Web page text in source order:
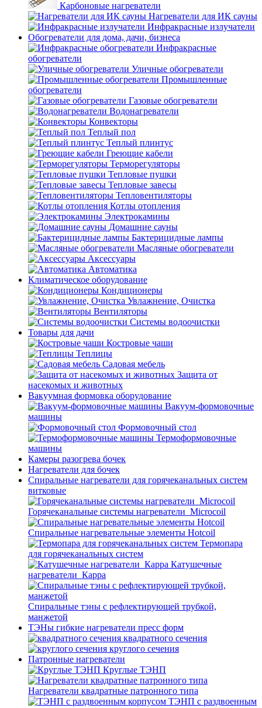
Карбоновые нагреватели
Нагреватели для ИК сауны
Инфракрасные излучатели
Обогреватели для дома, дачи, бизнеса
Инфракрасные
обогреватели
Уличные обогреватели
Промышленные
обогреватели
Газовые обогреватели
Водонагреватели
Конвекторы
Теплый пол
Теплый плинтус
Греющие кабели
Терморегуляторы
Тепловые пушки
Тепловые завесы
Тепловентиляторы
Котлы отопления
Электрокамины
Домашние сауны
Бактерицидные лампы
Масляные обогреватели
Аксессуары
Автоматика
Климатическое оборудование
Кондиционеры
Увлажнение, Очистка
Вентиляторы
Системы водоочистки
Товары для дачи
Костровые чаши
Теплицы
Садовая мебель
Защита от
насекомых и животных
Вакуумная формовка оборудование
Вакуум-формовочные
машины
Формовочный стол
Термоформовочные
машины
Камеры разогрева бочек
Нагреватели для бочек
Спиральные нагреватели для горячеканальных систем
витковые
Горячеканальные системы нагреватели_Microcoil
Спиральные нагревательные элементы Hotcoil
Термопара
для горячеканальных систем
Катушечные
нагреватели_Карра
Спиральные тэны с рефлектирующей трубкой,
манжетой
ТЭНы гибкие нагреватели пресс форм
квадратного сечения
круглого сечения
Патронные нагреватели
Круглые ТЭНП
Нагреватели квадратные патронного типа
ТЭНП с раздвоенным